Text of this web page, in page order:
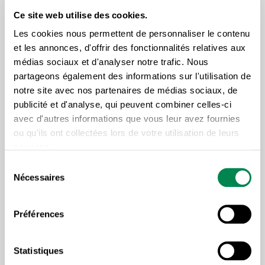
Ce site web utilise des cookies.
Les cookies nous permettent de personnaliser le contenu
et les annonces, d'offrir des fonctionnalités relatives aux
médias sociaux et d'analyser notre trafic. Nous
partageons également des informations sur l'utilisation de
notre site avec nos partenaires de médias sociaux, de
publicité et d'analyse, qui peuvent combiner celles-ci
avec d'autres informations que vous leur avez fournies
ou qu'ils ont collectées lors de votre utilisation de leurs
Nécessaires
Préférences
Statistiques
critiques nombreuses autant par les représentants
des travailleurs que les autres utilisateurs de la forêt,
les groupes environnementaux et les communautés
autochtones.
« Québec doit déployer une vision d’avenir,
en concertation avec tous les intervenants
retombées économiques et de rendre des
ne demande qu’à être utilisé massivement
logements, dont nous avons cruellement